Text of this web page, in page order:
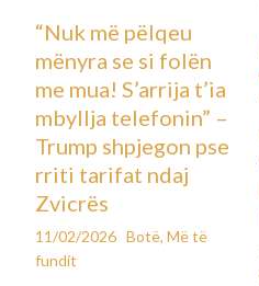
“Nuk më pëlqeu
mënyra se si folën
me mua! S’arrija t’ia
mbyllja telefonin” –
Trump shpjegon pse
rriti tarifat ndaj
Zvicrës
11/02/2026 Botë,Më të
fundit